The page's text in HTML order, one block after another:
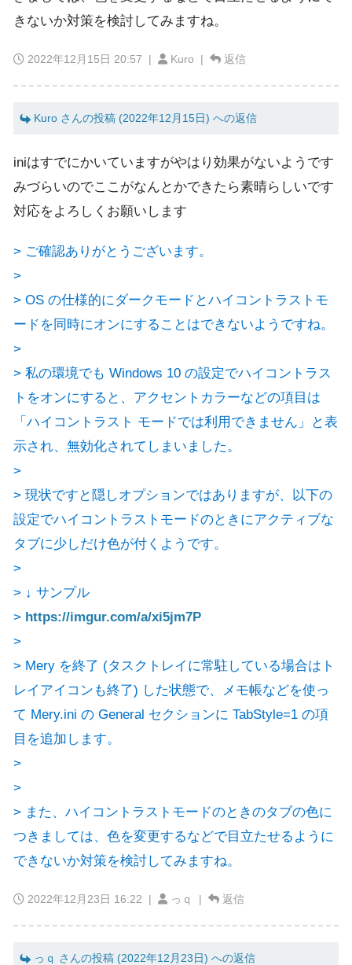
きないか対策を検討してみますね。
2022年12月15日 20:57 | Kuro | 返信
Kuro さんの投稿 (2022年12月15日) への返信
iniはすでにかいていますがやはり効果がないようです
みづらいのでここがなんとかできたら素晴らしいです
対応をよろしくお願いします
> ご確認ありがとうございます。
>
> OS の仕様的にダークモードとハイコントラストモ
ードを同時にオンにすることはできないようですね。
>
> 私の環境でも Windows 10 の設定でハイコントラス
トをオンにすると、アクセントカラーなどの項目は
「ハイコントラスト モードでは利用できません」と表
示され、無効化されてしまいました。
>
> 現状ですと隠しオプションではありますが、以下の
設定でハイコントラストモードのときにアクティブな
タブに少しだけ色が付くようです。
>
> ↓ サンプル
> https://imgur.com/a/xi5jm7P
>
> Mery を終了 (タスクトレイに常駐している場合はト
レイアイコンも終了) した状態で、メモ帳などを使っ
て Mery.ini の General セクションに TabStyle=1 の項
目を追加します。
>
>
> また、ハイコントラストモードのときのタブの色に
つきましては、色を変更するなどで目立たせるように
できないか対策を検討してみますね。
2022年12月23日 16:22 | っｑ | 返信
っｑ さんの投稿 (2022年12月23日) への返信